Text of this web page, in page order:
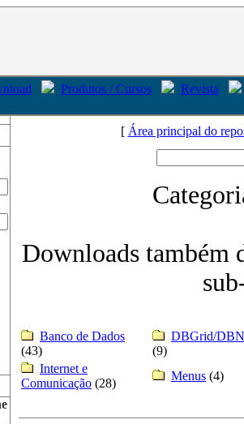
Produtos / Cursos
Revista
[ Área principal do
Downloads também
Banco de Dados
(43)
DBGrid/
(9)
Internet e
Comunicação (28)
Menus (4)